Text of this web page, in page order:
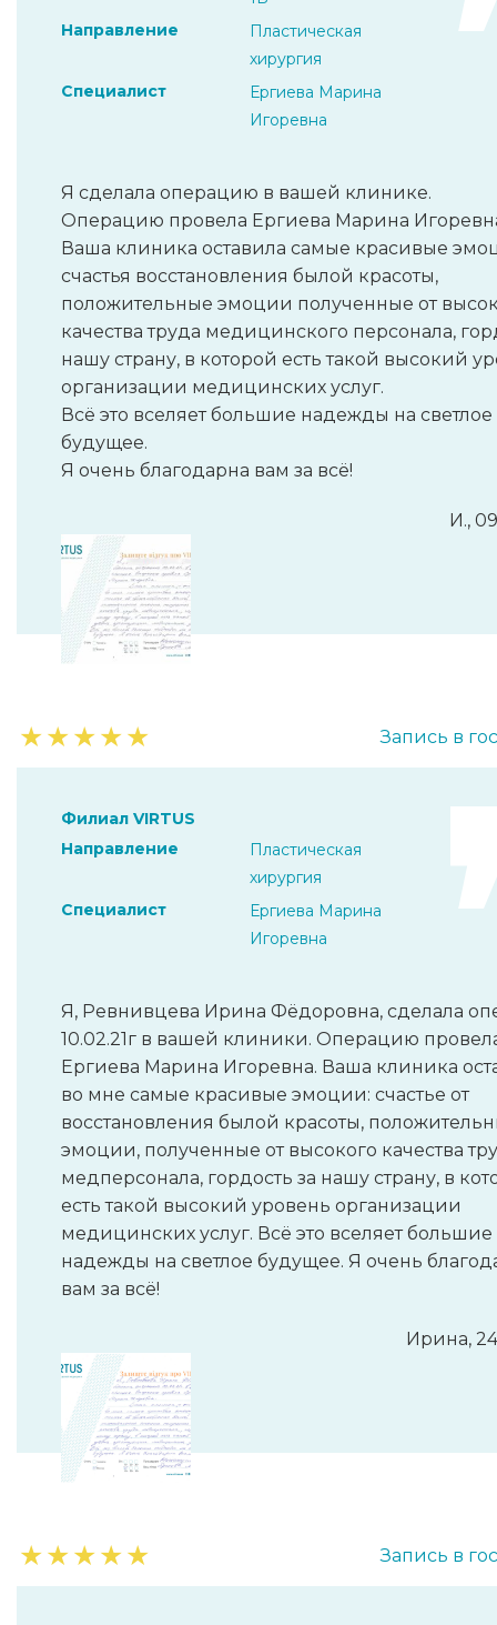
Направление
Пластическая
хирургия
Специалист
Ергиева Марина
Игоревна
Я сделала операцию в вашей клинике.
Операцию провела Ергиева Марина
Ваша клиника оставила самые красивые
счастья восстановления былой красоты,
положительные эмоции полученные от
качества труда медицинского персонала,
нашу страну, в которой есть такой высокий
организации медицинских услуг.
Всё это вселяет большие надежды на светлое
будущее.
Я очень благодарна вам за всё!
И.,
★★★★★ Запись в
Филиал VIRTUS
Направление
Пластическая
хирургия
Специалист
Ергиева Марина
Игоревна
Я, Ревнивцева Ирина Фёдоровна, сделала
10.02.21г в вашей клиники. Операцию
Ергиева Марина Игоревна. Ваша клиника
во мне самые красивые эмоции: счастье от
восстановления былой красоты,
эмоции, полученные от высокого качества
медперсонала, гордость за нашу страну, в
есть такой высокий уровень организации
медицинских услуг. Всё это вселяет большие
надежды на светлое будущее. Я очень
вам за всё!
Ирина,
★★★★★ Запись в